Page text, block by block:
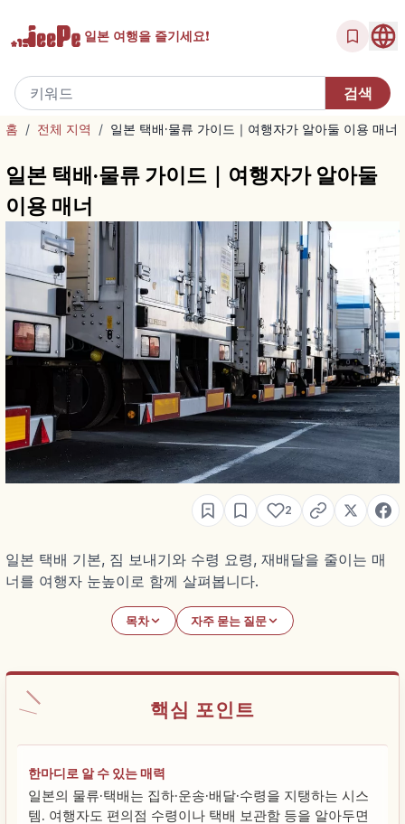
일본 여행을 즐기세요!
홈 / 전체 지역 / 일본 택배·물류 가이드｜여행자가 알아둘 이용 매너
일본 택배·물류 가이드｜여행자가 알아둘
이용 매너
2
일본 택배 기본, 짐 보내기와 수령 요령, 재배달을 줄이는 매
너를 여행자 눈높이로 함께 살펴봅니다.
목차 자주 묻는 질문
핵심 포인트
한마디로 알 수 있는 매력
일본의 물류·택배는 집하·운송·배달·수령을 지탱하는 시스
템. 여행자도 편의점 수령이나 택배 보관함 등을 알아두면